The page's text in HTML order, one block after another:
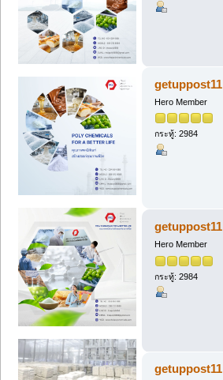
getuppost11
Hero Member
กระทู้: 2984
getuppost11
Hero Member
กระทู้: 2984
getuppost11